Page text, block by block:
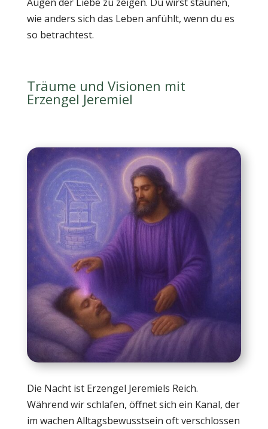
wie anders sich das Leben anfühlt, wenn du es
so betrachtest.
Träume und Visionen mit
Erzengel Jeremiel
Die Nacht ist Erzengel Jeremiels Reich.
Während wir schlafen, öffnet sich ein Kanal, der
im wachen Alltagsbewusstsein oft verschlossen